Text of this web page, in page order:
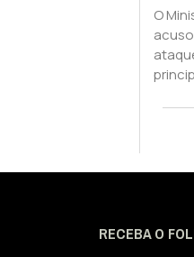
O
RECEBA O